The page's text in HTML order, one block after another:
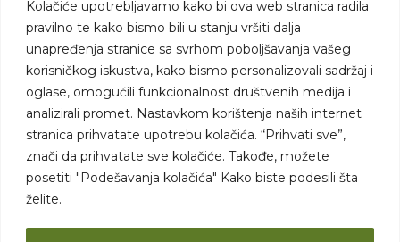
Kolačiće upotrebljavamo kako bi ova web stranica radila
pravilno te kako bismo bili u stanju vršiti dalja
unapređenja stranice sa svrhom poboljšavanja vašeg
korisničkog iskustva, kako bismo personalizovali sadržaj i
oglase, omogućili funkcionalnost društvenih medija i
analizirali promet. Nastavkom korištenja naših internet
stranica prihvatate upotrebu kolačića. “Prihvati sve”,
znači da prihvatate sve kolačiće. Takođe, možete
posetiti "Podešavanja kolačića" Kako biste podesili šta
želite.
Svet poljoprivrede
Marketing usluge
Tražimo saradnike
Kontakt
Kontakt